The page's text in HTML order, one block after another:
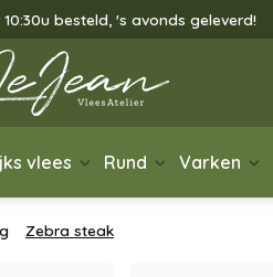
besteld, 's avonds geleverd!
vlees Rund Varken
Zebra steak